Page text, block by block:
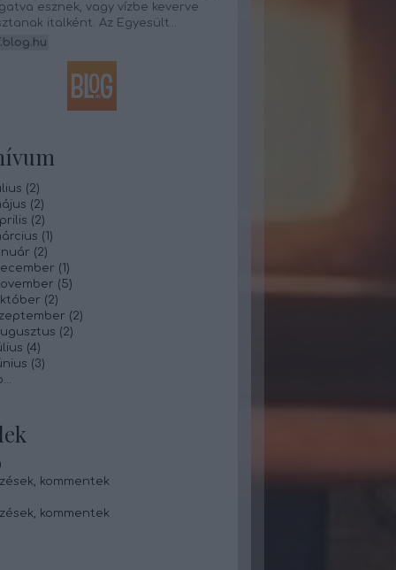
esznek, vagy vízbe keverve
italként. Az Egyesült…
(2)
(2)
(2)
(1 )
(2)
(1 )
(5)
(2)
(2)
(2)
(4)
(3)
...
, kommentek
, kommentek